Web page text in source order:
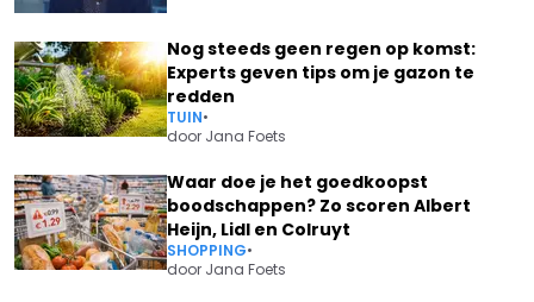
Nog steeds geen regen op komst:
Experts geven tips om je gazon te
redden
TUIN•
door Jana Foets
Waar doe je het goedkoopst
boodschappen? Zo scoren Albert
Heijn, Lidl en Colruyt
SHOPPING•
door Jana Foets